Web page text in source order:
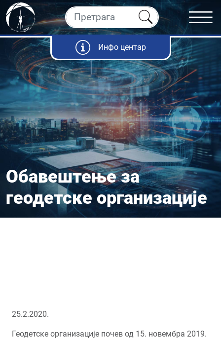
Инфо центар
Обавештење за
геодетске организације
25.2.2020.
Геодетске организације почев од 15. новембра 2019.